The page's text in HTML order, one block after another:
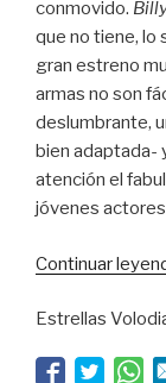
conmovido.
que no tiene, lo
gran estreno
armas no son
deslumbrante,
bien adaptada-
atención el
jóvenes
Continuar
Estrellas